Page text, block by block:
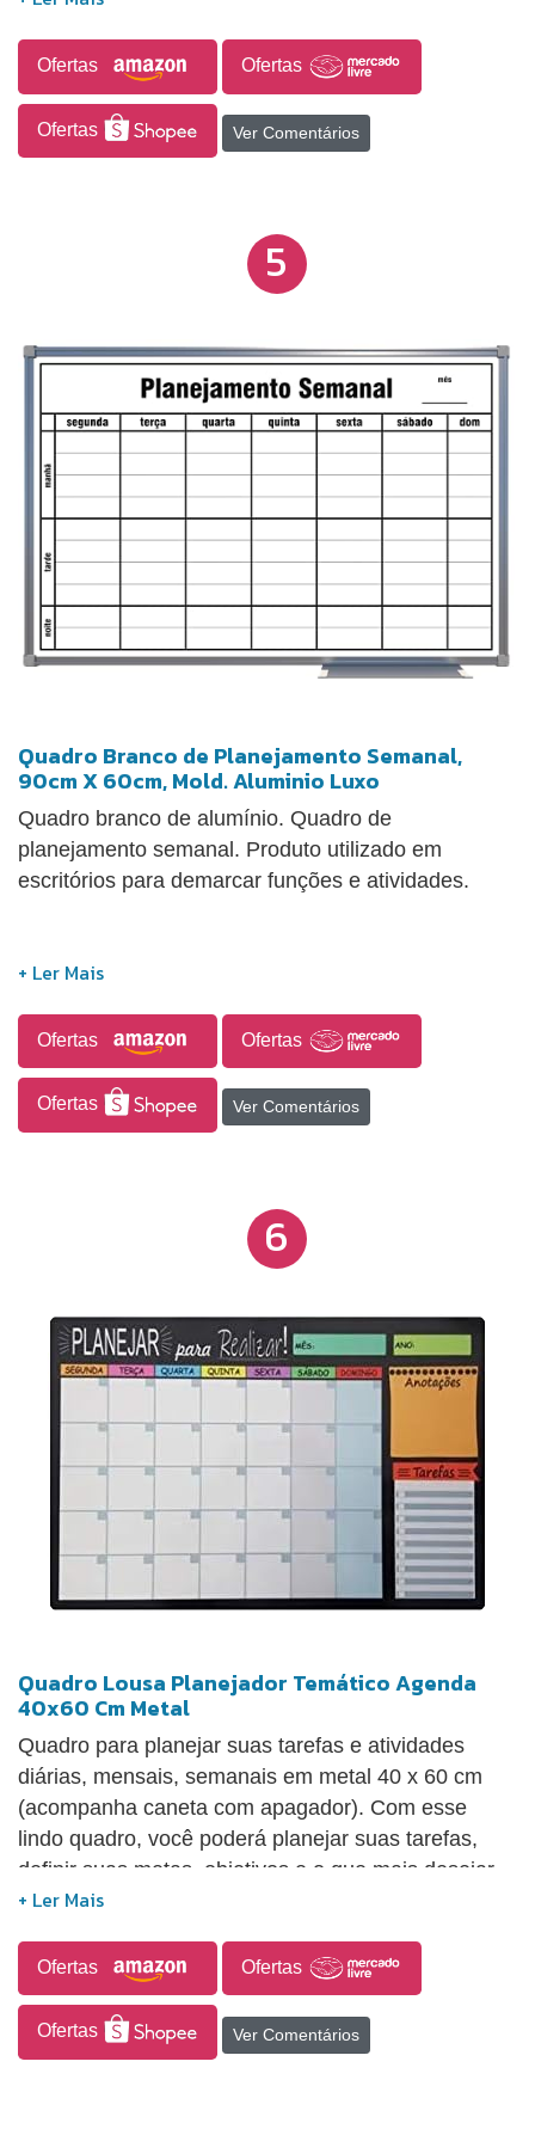
Ofertas Ofertas
Ofertas Ver Comentários
5
Quadro Branco de Planejamento Semanal,
90cm X 60cm, Mold. Aluminio Luxo
Quadro branco de alumínio. Quadro de
planejamento semanal. Produto utilizado em
escritórios para demarcar funções e atividades.
Ofertas Ofertas
Ofertas Ver Comentários
6
Quadro Lousa Planejador Temático Agenda
40x60 Cm Metal
Quadro para planejar suas tarefas e atividades
diárias, mensais, semanais em metal 40 x 60 cm
(acompanha caneta com apagador). Com esse
lindo quadro, você poderá planejar suas tarefas,
definir suas metas, objetivos e o que mais desejar.
Com a caneta hidrográfica apagável, basta escrever
e começar tudo novamente. Feito em material
resistente, com cores e ilustrações lindas, esse
quadro será permanente e fará parte do seu dia
(utilize sempre caneta apropriada).
Ofertas Ofertas
Ofertas Ver Comentários